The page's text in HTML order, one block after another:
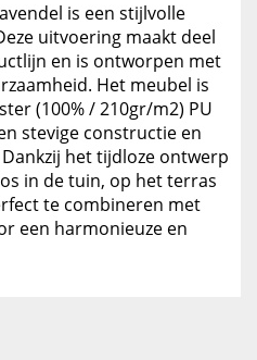
is een stijlvolle
uitvoering maakt deel
en is ontworpen met
Het meubel is
(100% / 210gr/m2) PU
stevige constructie en
het tijdloze ontwerp
in de tuin, op het terras
te combineren met
een harmonieuze en